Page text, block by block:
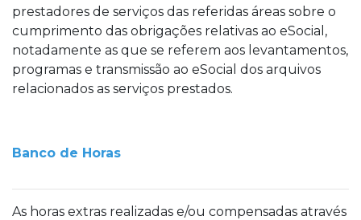
prestadores de serviços das referidas áreas sobre o
cumprimento das obrigações relativas ao eSocial,
notadamente as que se referem aos levantamentos,
programas e transmissão ao eSocial dos arquivos
relacionados as serviços prestados.
Banco de Horas
As horas extras realizadas e/ou compensadas através